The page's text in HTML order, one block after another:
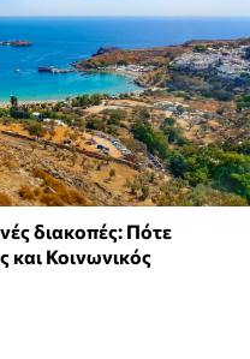
διακοπές: Πότε
και Κοινωνικός